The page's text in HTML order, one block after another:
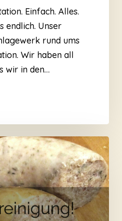
Einfach. Alles.
endlich. Unser
rund ums
Wir haben all
wir in den…